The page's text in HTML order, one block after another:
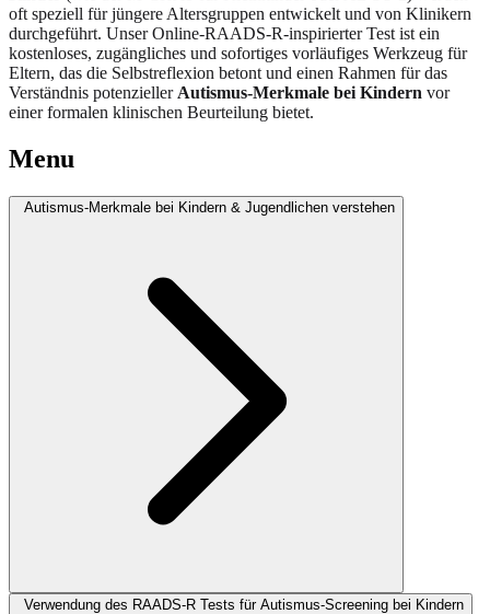
oft speziell für jüngere Altersgruppen entwickelt und von Klinikern
durchgeführt. Unser Online-RAADS-R-inspirierter Test ist ein
kostenloses, zugängliches und sofortiges vorläufiges Werkzeug für
Eltern, das die Selbstreflexion betont und einen Rahmen für das
Verständnis potenzieller Autismus-Merkmale bei Kindern vor
einer formalen klinischen Beurteilung bietet.
Menu
Autismus-Merkmale bei Kindern & Jugendlichen verstehen
Verwendung des RAADS-R Tests für Autismus-Screening bei Kindern